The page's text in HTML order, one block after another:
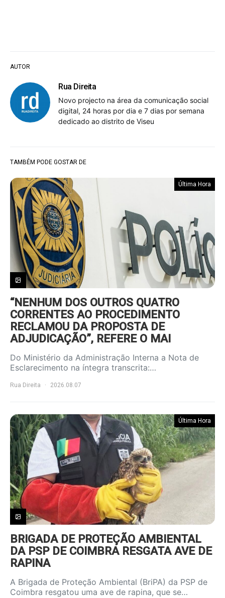
AUTOR
Rua Direita
Novo projecto na área da comunicação social
digital, 24 horas por dia e 7 dias por semana
dedicado ao distrito de Viseu
TAMBÉM PODE GOSTAR DE
Última Hora
“NENHUM DOS OUTROS QUATRO
CORRENTES AO PROCEDIMENTO
RECLAMOU DA PROPOSTA DE
ADJUDICAÇÃO”, REFERE O MAI
Do Ministério da Administração Interna a Nota de
Esclarecimento na íntegra transcrita:…
Rua Direita 2026.08.07
Última Hora
BRIGADA DE PROTEÇÃO AMBIENTAL
DA PSP DE COIMBRA RESGATA AVE DE
RAPINA
A Brigada de Proteção Ambiental (BriPA) da PSP de
Coimbra resgatou uma ave de rapina, que se…